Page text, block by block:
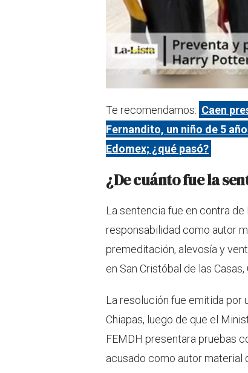
Te recomendamos: Caen
Fernandito, un niño de 5
Edomex; ¿qué pasó?
¿De cuánto fue la
La sentencia fue en contra de
responsabilidad como autor
premeditación, alevosía y
en San Cristóbal de las
La resolución fue emitida por
Chiapas, luego de que el
FEMDH presentara pruebas
acusado como autor material